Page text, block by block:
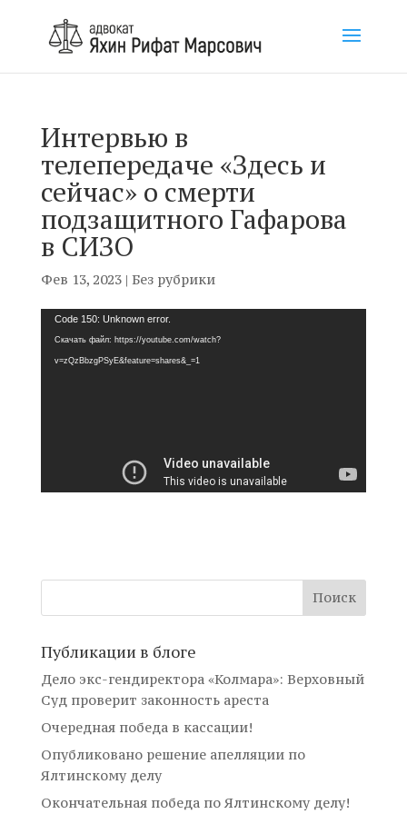
Интервью в
телепередаче «Здесь и
сейчас» о смерти
подзащитного Гафарова
в СИЗО
Фев 13, 2023| Без рубрики
Видеоплеер
Code 150: Unknown error.
Скачать файл: https://youtube.com/watch?
v=zQzBbzgPSyE&feature=shares&_=1
Публикации в блоге
Дело экс-гендиректора «Колмара»: Верховный
Суд проверит законность ареста
Очередная победа в кассации!
Опубликовано решение апелляции по
Ялтинскому делу
Окончательная победа по Ялтинскому делу!